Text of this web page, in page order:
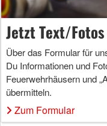
Jetzt Text/
Über das Formular für
Du Informationen und
Feuerwehrhäusern und
übermitteln.
Zum Formular